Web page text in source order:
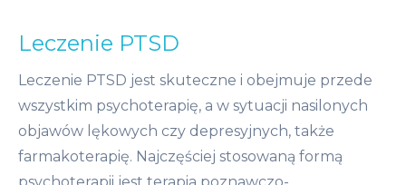
Leczenie PTSD
Leczenie PTSD jest skuteczne i obejmuje przede
wszystkim psychoterapię, a w sytuacji nasilonych
objawów lękowych czy depresyjnych, także
farmakoterapię. Najczęściej stosowaną formą